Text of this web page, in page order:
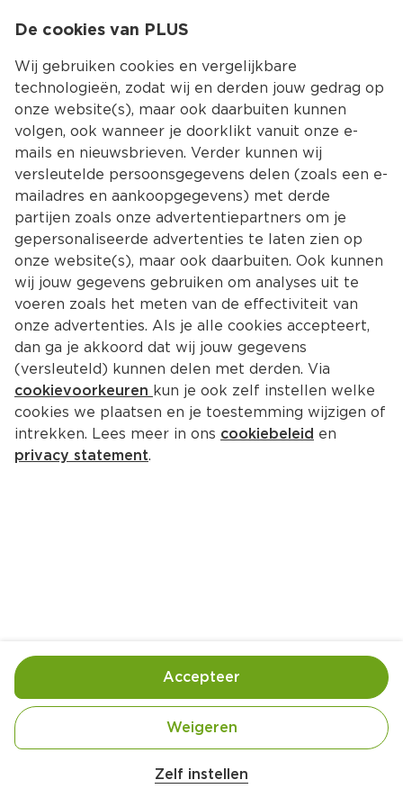
Kies jouw
Terug Producten
Mae Ploy Kokosmelk
Per Pak 1000 ml
Handige informatie over dit product
Geen conserveermiddelen.
Gebruik- en bewaarinstructies
De cookies van PLUS
Wij gebruiken cookies en vergelijkbare
technologieën, zodat wij en derden jouw gedrag op
onze website(s), maar ook daarbuiten kunnen
volgen, ook wanneer je doorklikt vanuit onze e-
mails en nieuwsbrieven. Verder kunnen wij
versleutelde persoonsgegevens delen (zoals een e-
mailadres en aankoopgegevens) met derde
partijen zoals onze advertentiepartners om je
gepersonaliseerde advertenties te laten zien op
onze website(s), maar ook daarbuiten. Ook kunnen
wij jouw gegevens gebruiken om analyses uit te
voeren zoals het meten van de effectiviteit van
onze advertenties. Als je alle cookies accepteert,
dan ga je akkoord dat wij jouw gegevens
(versleuteld) kunnen delen met derden. Via
cookievoorkeuren kun je ook zelf instellen welke
cookies we plaatsen en je toestemming wijzigen of
intrekken. Lees meer in ons cookiebeleid en
privacy statement.
Zelf instellen
Weigeren
Accepteer